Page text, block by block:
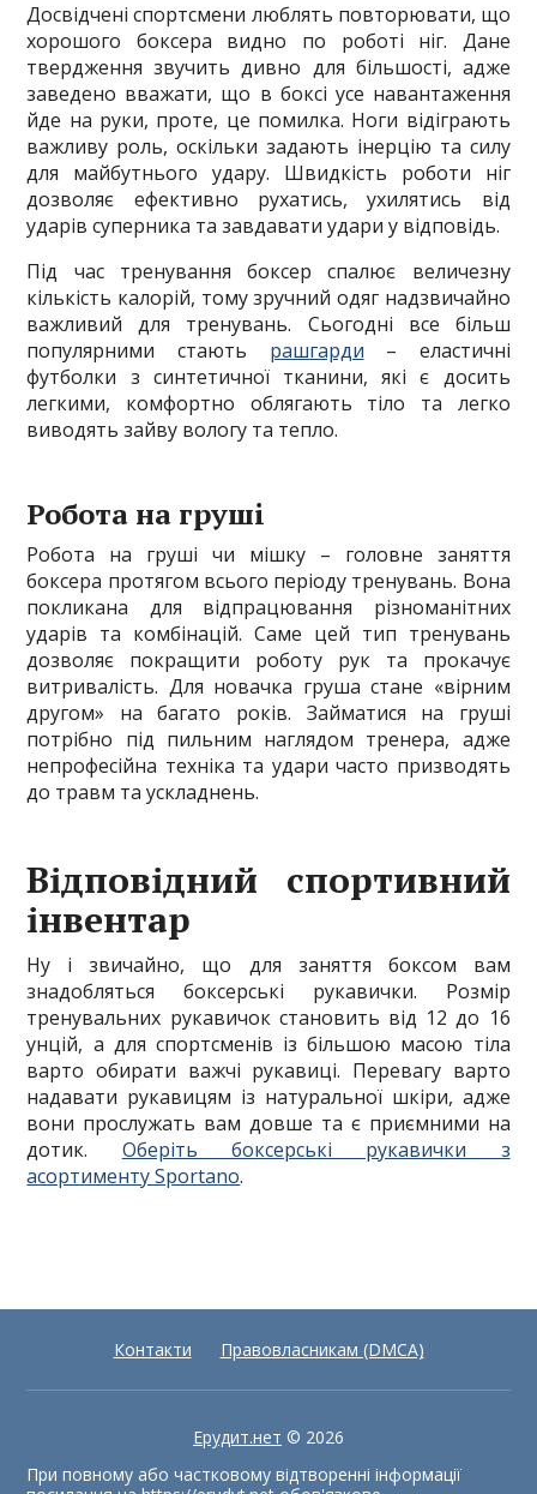
Досвідчені спортсмени люблять повторювати, що
хорошого боксера видно по роботі ніг. Дане
твердження звучить дивно для більшості, адже
заведено вважати, що в боксі усе навантаження
йде на руки, проте, це помилка. Ноги відіграють
важливу роль, оскільки задають інерцію та силу
для майбутнього удару. Швидкість роботи ніг
дозволяє ефективно рухатись, ухилятись від
ударів суперника та завдавати удари у відповідь.
Під час тренування боксер спалює величезну
кількість калорій, тому зручний одяг надзвичайно
важливий для тренувань. Сьогодні все більш
популярними стають рашгарди – еластичні
футболки з синтетичної тканини, які є досить
легкими, комфортно облягають тіло та легко
виводять зайву вологу та тепло.
Робота на груші
Робота на груші чи мішку – головне заняття
боксера протягом всього періоду тренувань. Вона
покликана для відпрацювання різноманітних
ударів та комбінацій. Саме цей тип тренувань
дозволяє покращити роботу рук та прокачує
витривалість. Для новачка груша стане «вірним
другом» на багато років. Займатися на груші
потрібно під пильним наглядом тренера, адже
непрофесійна техніка та удари часто призводять
до травм та ускладнень.
Відповідний спортивний
інвентар
Ну і звичайно, що для заняття боксом вам
знадобляться боксерські рукавички. Розмір
тренувальних рукавичок становить від 12 до 16
унцій, а для спортсменів із більшою масою тіла
варто обирати важчі рукавиці. Перевагу варто
надавати рукавицям із натуральної шкіри, адже
вони прослужать вам довше та є приємними на
дотик. Оберіть боксерські рукавички з
асортименту Sportano.
Контакти Правовласникам (DMCA)
Ерудит.нет © 2026
При повному або частковому відтворенні інформації